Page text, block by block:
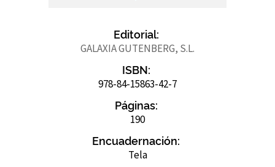
Editorial:
GALAXIA GUTENBERG, S.L.
ISBN:
978-84-15863-42-7
Páginas:
190
Encuadernación:
Tela